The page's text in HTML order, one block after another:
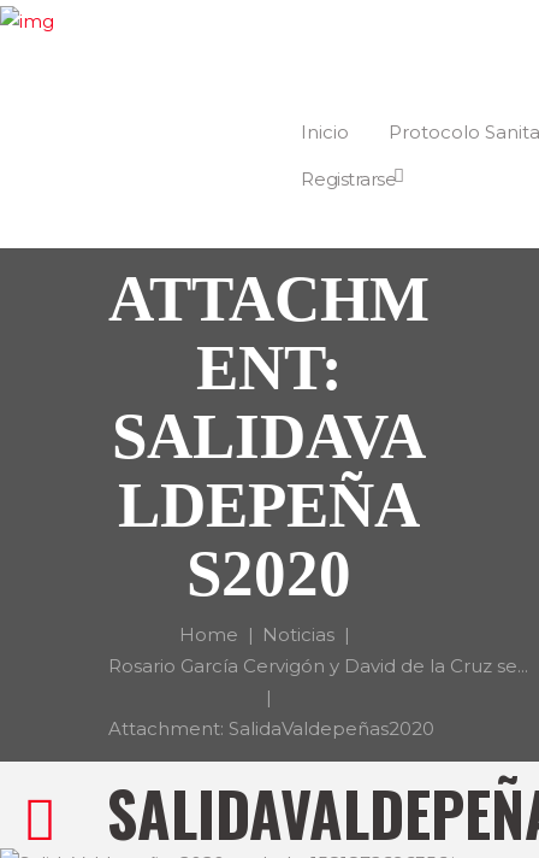
Inicio Protocolo
Registrarse
ATTACHM
ENT:
SALIDAVA
LDEPEÑA
S2020
Home
Noticias
Rosario García Cervigón y David de la Cruz se...
Attachment: SalidaValdepeñas2020